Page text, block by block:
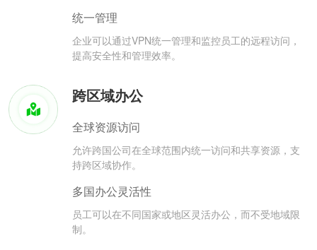
统一管理
企业可以通过VPN统一管理和监控员工的远程访问，
提高安全性和管理效率。
跨区域办公
全球资源访问
允许跨国公司在全球范围内统一访问和共享资源，支
持跨区域协作。
多国办公灵活性
员工可以在不同国家或地区灵活办公，而不受地域限
制。